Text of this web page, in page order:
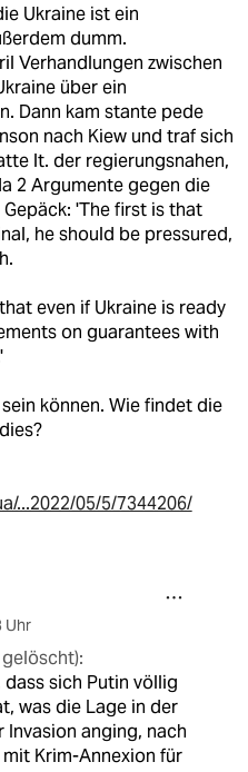
Ukraine ist ein
dumm.
Verhandlungen zwischen
über ein
Dann kam stante pede
nach Kiew und traf sich
lt. der regierungsnahen,
2 Argumente gegen die
'The first is that
he should be pressured,
even if Ukraine is ready
on guarantees with
können. Wie findet die
...2022/05/5/7344206/
Uhr
dass sich Putin völlig
was die Lage in der
Invasion anging, nach
Krim-Annexion für